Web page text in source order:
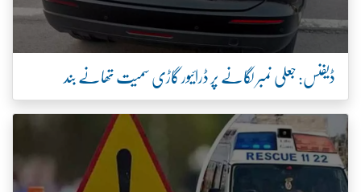
ڈیفنس: جعلی نمبر لگانے پر ڈرائیور گاڑی سمیت تھانے بند